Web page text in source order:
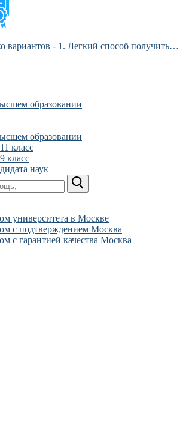
вариантов - 1. Легкий способ получить…
образовании
образовании
класс
класс
наук
университета в Москве
с подтверждением Москва
с гарантией качества Москва